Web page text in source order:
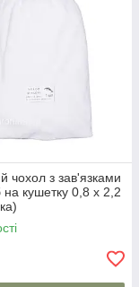
чохол з зав'язками
на кушетку 0,8 х 2,2